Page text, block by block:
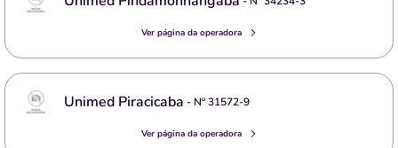
Ver página da operadora
Unimed Piracicaba - Nº31572-9
Ver página da operadora